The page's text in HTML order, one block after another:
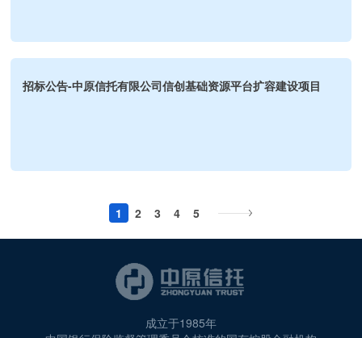
招标公告-中原信托有限公司信创基础资源平台扩容建设项目
1 2 3 4 5
成立于1985年